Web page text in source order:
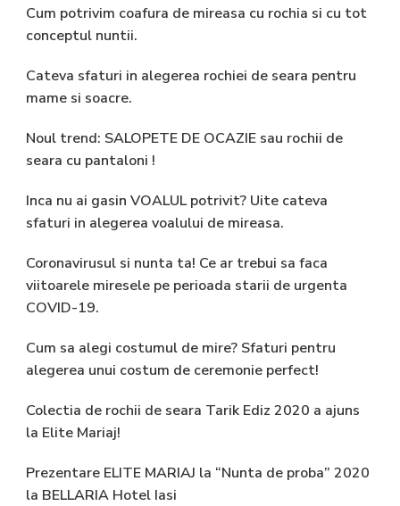
Cum potrivim coafura de mireasa cu rochia si cu tot
conceptul nuntii.
Cateva sfaturi in alegerea rochiei de seara pentru
mame si soacre.
Noul trend: SALOPETE DE OCAZIE sau rochii de
seara cu pantaloni !
Inca nu ai gasin VOALUL potrivit? Uite cateva
sfaturi in alegerea voalului de mireasa.
Coronavirusul si nunta ta! Ce ar trebui sa faca
viitoarele miresele pe perioada starii de urgenta
COVID-19.
Cum sa alegi costumul de mire? Sfaturi pentru
alegerea unui costum de ceremonie perfect!
Colectia de rochii de seara Tarik Ediz 2020 a ajuns
la Elite Mariaj!
Prezentare ELITE MARIAJ la “Nunta de proba” 2020
la BELLARIA Hotel Iasi